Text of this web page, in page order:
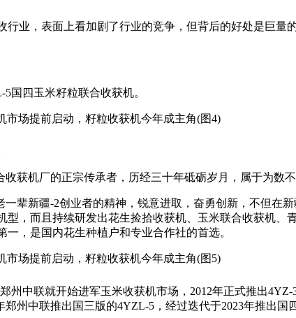
业，表面上看加剧了行业的竞争，但背后的好处是巨量
国四玉米籽粒联合收获机。
获机厂的正宗传承者，历经三十年砥砺岁月，属于为数
辈新疆-2创业者的精神，锐意进取，奋勇创新，不但在
，而且持续研发出花生捡拾收获机、玉米联合收获机、
，是国内花生种植户和专业合作社的首选。
中联就开始进军玉米收获机市场，2012年正式推出
州中联推出国三版的4YZL-5，经过迭代于2023年推出国